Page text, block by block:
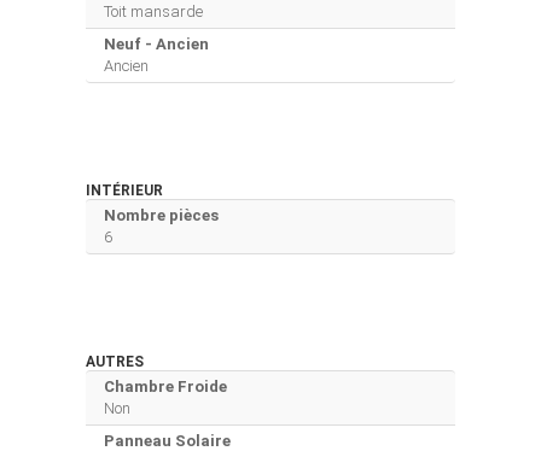
Toit mansarde
Neuf - Ancien
Ancien
INTÉRIEUR
Nombre pièces
6
AUTRES
Chambre Froide
Non
Panneau Solaire